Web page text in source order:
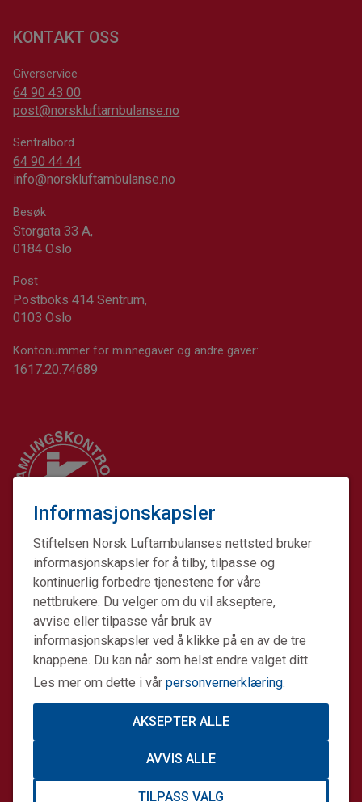
Informasjonskapsler
Stiftelsen Norsk Luftambulanses nettsted bruker
informasjonskapsler for å tilby, tilpasse og
kontinuerlig forbedre tjenestene for våre
nettbrukere. Du velger om du vil akseptere,
avvise eller tilpasse vår bruk av
informasjonskapsler ved å klikke på en av de tre
knappene. Du kan når som helst endre valget ditt.
Les mer om dette i vår personvernerklæring.
AKSEPTER ALLE
AVVIS ALLE
TILPASS VALG
KONTAKT OSS
Giverservice
64 90 43 00
post@norskluftambulanse.no
Sentralbord
64 90 44 44
info@norskluftambulanse.no
Besøk
Storgata 33 A,
0184 Oslo
Post
Postboks 414 Sentrum,
0103 Oslo
Kontonummer for minnegaver og andre gaver:
1617.20.74689
Stiftelsen Norsk Luftambulanse er en ideell stiftelse.
Formålet er å fremme avansert prehospital akuttmedisin.
Stiftelsens datterselskap Norsk Luftambulanse Helikopter
oppdrag for staten. Sammen gjør vi en forskjell.
Informasjonskapsler og personvern